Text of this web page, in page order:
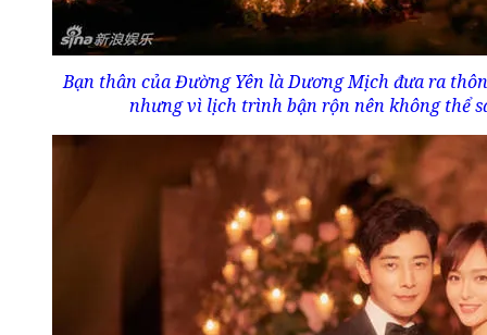
Bạn thân của Đường Yên là Dương Mịch đưa ra
nhưng vì lịch trình bận rộn nên không thể